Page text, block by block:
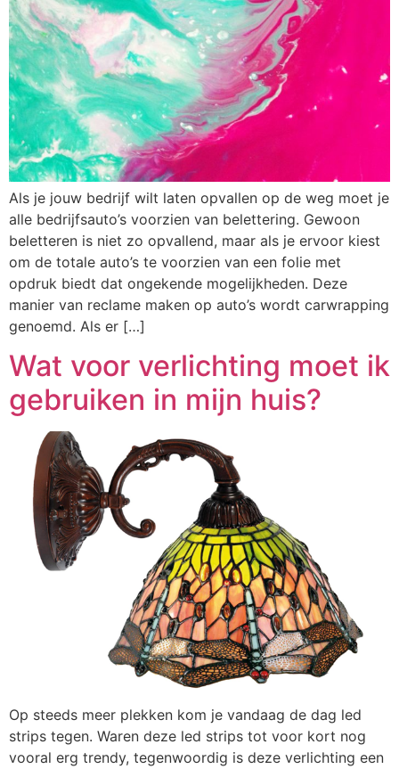
Als je jouw bedrijf wilt laten opvallen op de weg moet je
alle bedrijfsauto’s voorzien van belettering. Gewoon
beletteren is niet zo opvallend, maar als je ervoor kiest
om de totale auto’s te voorzien van een folie met
opdruk biedt dat ongekende mogelijkheden. Deze
manier van reclame maken op auto’s wordt carwrapping
genoemd. Als er […]
Wat voor verlichting moet ik
gebruiken in mijn huis?
Op steeds meer plekken kom je vandaag de dag led
strips tegen. Waren deze led strips tot voor kort nog
vooral erg trendy, tegenwoordig is deze verlichting een